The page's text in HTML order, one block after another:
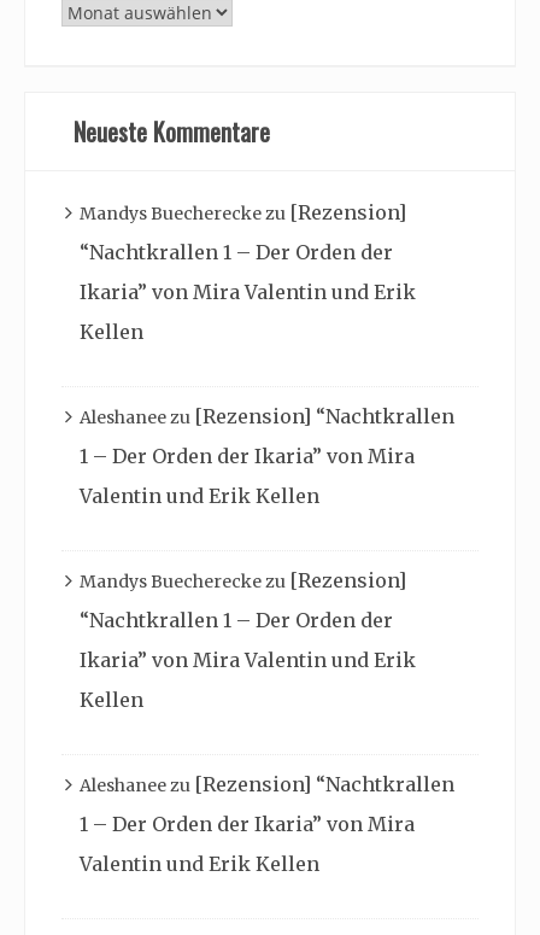
Archiv
Neueste Kommentare
Mandys Buechereckezu [Rezension]
“Nachtkrallen 1 – Der Orden der
Ikaria” von Mira Valentin und Erik
Kellen
Aleshaneezu [Rezension] “Nachtkrallen
1 – Der Orden der Ikaria” von Mira
Valentin und Erik Kellen
Mandys Buechereckezu [Rezension]
“Nachtkrallen 1 – Der Orden der
Ikaria” von Mira Valentin und Erik
Kellen
Aleshaneezu [Rezension] “Nachtkrallen
1 – Der Orden der Ikaria” von Mira
Valentin und Erik Kellen